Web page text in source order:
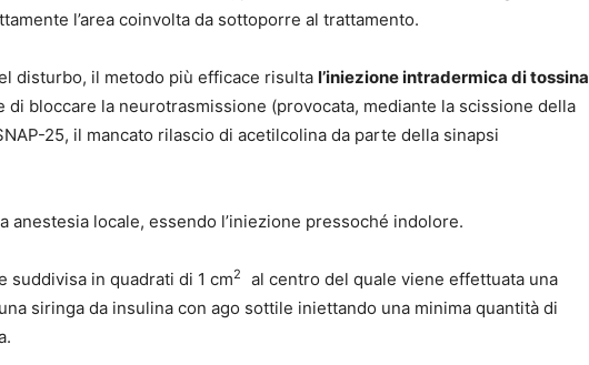
l’area coinvolta da sottoporre al trattamento.
disturbo, il metodo più efficace risulta l’iniezione intradermica di tossina
di bloccare la neurotrasmissione (provocata, mediante la scissione della
25, il mancato rilascio di acetilcolina da parte della sinapsi
anestesia locale, essendo l’iniezione pressoché indolore.
suddivisa in quadrati di 1 cm2 al centro del quale viene effettuata una
siringa da insulina con ago sottile iniettando una minima quantità di